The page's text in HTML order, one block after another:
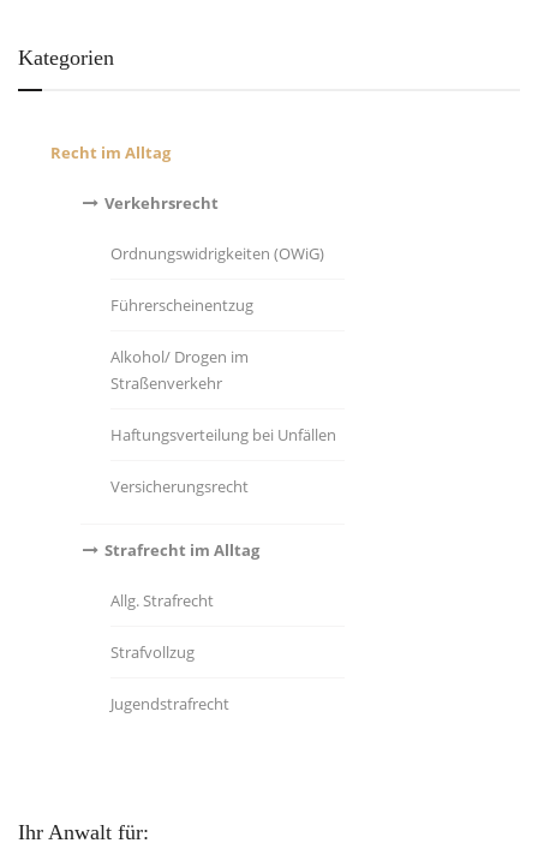
Kategorien
Recht im Alltag
Verkehrsrecht
Ordnungswidrigkeiten (OWiG)
Führerscheinentzug
Alkohol/ Drogen im
Straßenverkehr
Haftungsverteilung bei Unfällen
Versicherungsrecht
Strafrecht im Alltag
Allg. Strafrecht
Strafvollzug
Jugendstrafrecht
Ihr Anwalt für: